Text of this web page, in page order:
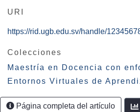
URI
https://rid.ugb.edu.sv/handle/
Colecciones
Maestría en Docencia con
Entornos Virtuales de
Página completa del artículo